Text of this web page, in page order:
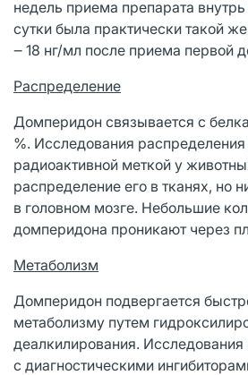
недель приема препарата
сутки была практически такой
‒ 18 нг/мл после приема первой
Распределение
Домперидон связывается с
%. Исследования
радиоактивной меткой у
распределение его в тканях, но
в головном мозге. Небольшие
домперидона проникают через
Метаболизм
Домперидон подвергается
метаболизму путем
деалкилирования.
с диагностическими